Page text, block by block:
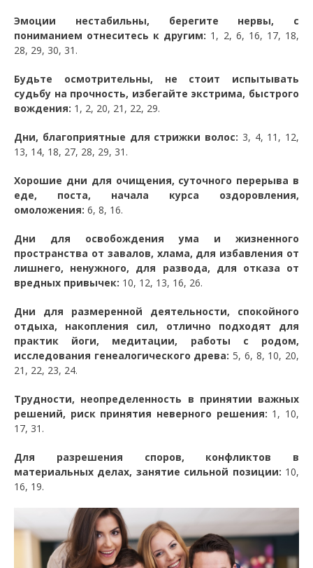
Эмоции нестабильны, берегите нервы, с
пониманием отнеситесь к другим: 1, 2, 6, 16, 17, 18,
28, 29, 30, 31.
Будьте осмотрительны, не стоит испытывать
судьбу на прочность, избегайте экстрима, быстрого
вождения: 1, 2, 20, 21, 22, 29.
Дни, благоприятные для стрижки волос: 3, 4, 11, 12,
13, 14, 18, 27, 28, 29, 31.
Хорошие дни для очищения, суточного перерыва в
еде, поста, начала курса оздоровления,
омоложения: 6, 8, 16.
Дни для освобождения ума и жизненного
пространства от завалов, хлама, для избавления от
лишнего, ненужного, для развода, для отказа от
вредных привычек: 10, 12, 13, 16, 26.
Дни для размеренной деятельности, спокойного
отдыха, накопления сил, отлично подходят для
практик йоги, медитации, работы с родом,
исследования генеалогического древа:5, 6, 8, 10, 20,
21, 22, 23, 24.
Трудности, неопределенность в принятии важных
решений, риск принятия неверного решения: 1, 10,
17, 31.
Для разрешения споров, конфликтов в
материальных делах, занятие сильной позиции: 10,
16, 19.